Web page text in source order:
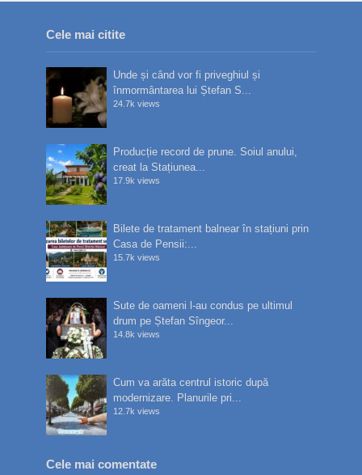
Cele mai citite
Unde și când vor fi priveghiul și
înmormântarea lui Ștefan S...
24.7k views
Producție record de prune. Soiul anului,
creat la Stațiunea...
17.9k views
Bilete de tratament balnear în stațiuni prin
Casa de Pensii:...
15.7k views
Sute de oameni l-au condus pe ultimul
drum pe Ștefan Sîngeor...
14.8k views
Cum va arăta centrul istoric după
modernizare. Planurile pri...
12.7k views
Cele mai comentate